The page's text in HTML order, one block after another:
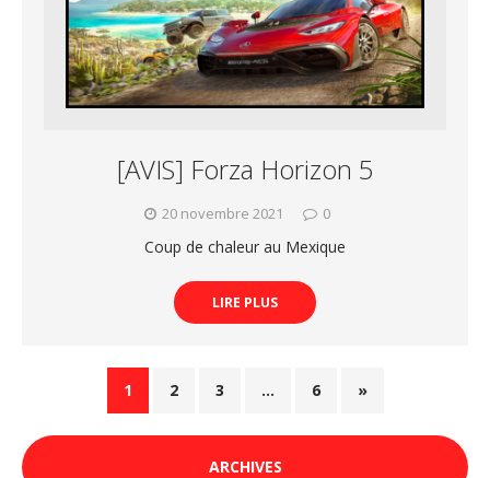
[AVIS] Forza Horizon 5
20 novembre 2021 0
Coup de chaleur au Mexique
LIRE PLUS
1 2 3 … 6 »
ARCHIVES